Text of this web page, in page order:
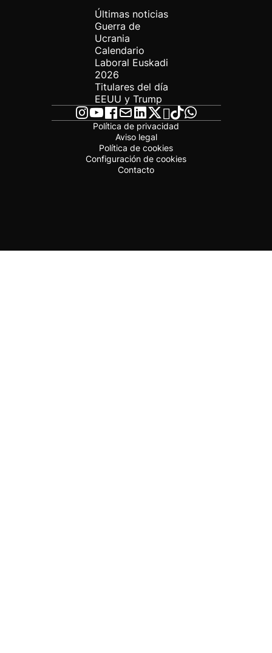
Últimas noticias
Guerra de
Ucrania
Calendario
Laboral Euskadi
2026
Titulares del día
EEUU y Trump
Política de privacidad
Aviso legal
Política de cookies
Configuración de cookies
Contacto